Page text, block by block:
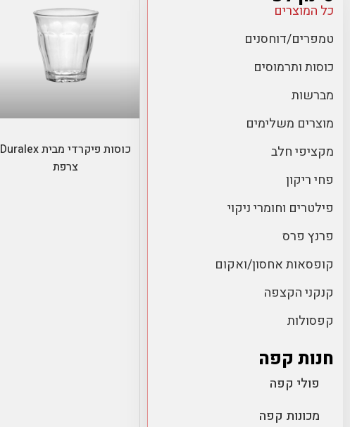
כל המוצרים
טמפרים/דוחסנים
כוסות ותרמוסים
מברשות
מוצרים משלימים
מקציפי חלב
פחי ריקון
פילטרים וחומרי ניקוי
פרנץ פרס
קופסאות אחסון/ואקום
קנקני הקצפה
קפסולות
חנות קפה
פולי קפה
מכונות קפה
בחר אפשרויות
כוסות פיקרדי מבית Duralex
צרפת